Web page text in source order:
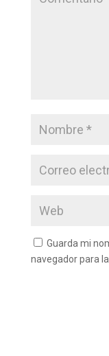
Guarda mi
navegador para